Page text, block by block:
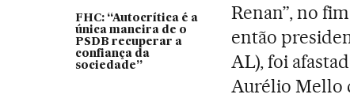
FHC: “Autocrítica é a
única maneira de o
PSDB recuperar a
confiança da
sociedade”
Renan”, no
então
AL), foi
Aurélio Mello